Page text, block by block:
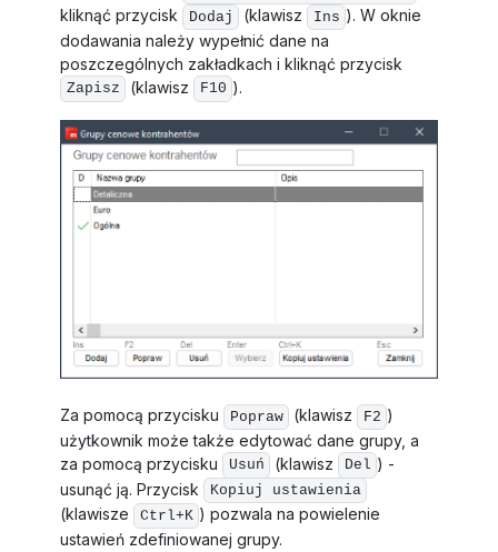
kliknąć przycisk
Dodaj (klawisz Ins ). W oknie
dodawania należy wypełnić dane na
poszczególnych zakładkach i kliknąć przycisk
Zapisz (klawisz F10 ).
Za pomocą przycisku Popraw (klawisz F2 )
użytkownik może także edytować dane grupy, a
za pomocą przycisku
Usuń (klawisz Del ) -
usunąć ją. Przycisk
Kopiuj ustawienia
(klawisze Ctrl+K ) pozwala na powielenie
ustawień zdefiniowanej grupy.